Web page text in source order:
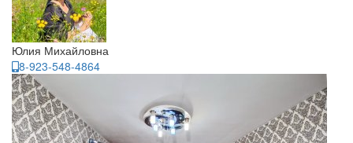
Юлия Михайловна
8-923-548-4864